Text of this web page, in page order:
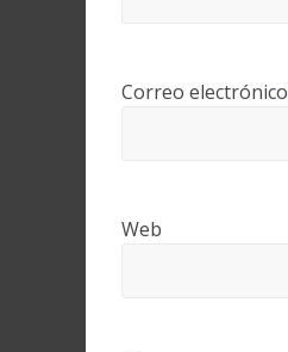
Correo electrónico
Web